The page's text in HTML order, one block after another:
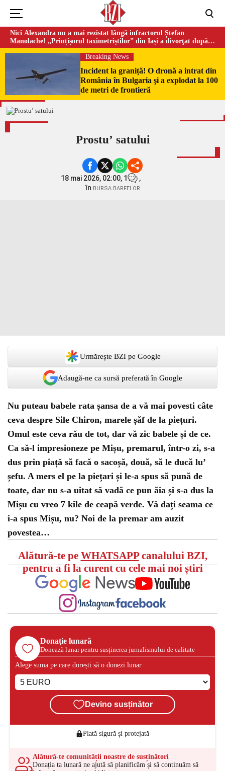
Nici Alexandra nu a mai rezistat lângă infractorul Ștefan
Manolache! „Prințișorul taximetriștilor” din Iași a divorţat după
doi ani de căsnicie
Breaking News
Incident la graniță! O dronă a intrat din
România în Bulgaria şi a explodat la 100
de metri de frontieră
Prostuʼ satului
18 mai 2026, 02:00, 1
,
în BURSA BARFELOR
Urmărește BZI pe Google
Adaugă-ne ca sursă preferată în Google
Nu puteau babele rata șansa de a vă mai povesti câte
ceva despre Sile Chiron, marele șăf de la piețuri.
Omul este ceva rău de tot, dar vă zic babele și de ce.
Ca să-l impresioneze pe Mișu, premarul, într-o zi, s-a
dus prin piață să facă o sacoșă, două, să le ducă luʼ
șefu. A mers el pe la piețari și le-a spus să pună de
toate, dar nu s-a uitat să vadă ce pun ăia și s-a dus la
Mișu cu vreo 7 kile de ceapă verde. Vă dați seama ce
i-a spus Mișu, nu? Noi de la premar am auzit
povestea…
Alătură-te pe WHATSAPPcanalului BZI,
pentru a fi la curent cu cele mai noi știri
Donație lunară
Donează lunar pentru susținerea jurnalismului de calitate
Alege suma pe care dorești să o donezi lunar
Devino susținător
Plată sigură și protejată
Alătură-te comunității noastre de susținători
Donația ta lunară ne ajută să planificăm și să continuăm să